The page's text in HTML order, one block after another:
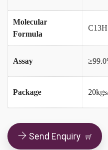
Molecular
Formula
Assay
Package
Send Enquiry